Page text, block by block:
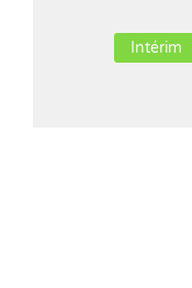
Intérim